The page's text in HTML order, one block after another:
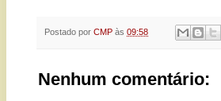
Postado por CMP às 09:58
Nenhum comentário: